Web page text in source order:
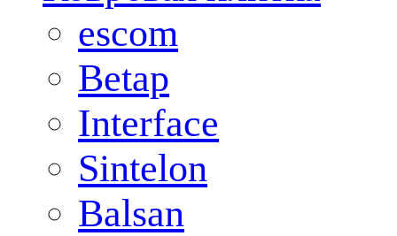
escom
Betap
Interface
Sintelon
Balsan